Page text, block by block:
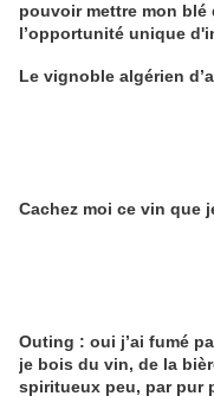
pouvoir mettre mon blé
l’opportunité unique
Alain Edouard
Le vignoble algérien
Cachez moi ce vin que
Outing : oui j’ai fumé
je bois du vin, de la
spiritueux peu, par pur